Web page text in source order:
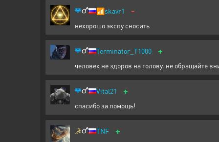
📶 skavr1 -
нехорошо экспу сносить
Terminator_T1000 +
человек не здоров на голову. не обращайте
Vital21 +
спасибо за помощь!
TNF +